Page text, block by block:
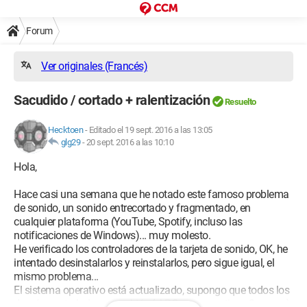
Forum
Ver originales (Francés)
Sacudido / cortado + ralentización Resuelto
Hecktoen- Editado el 19 sept. 2016 a las 13:05
glg29-20 sept. 2016 a las 10:10
Hola,
Hace casi una semana que he notado este famoso problema
de sonido, un sonido entrecortado y fragmentado, en
cualquier plataforma (YouTube, Spotify, incluso las
notificaciones de Windows)... muy molesto.
He verificado los controladores de la tarjeta de sonido, OK, he
intentado desinstalarlos y reinstalarlos, pero sigue igual, el
mismo problema...
El sistema operativo está actualizado, supongo que todos los
demás controladores también (el PC es nuevo, tiene 3 meses).